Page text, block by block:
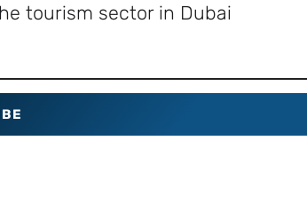
tourism sector in Dubai